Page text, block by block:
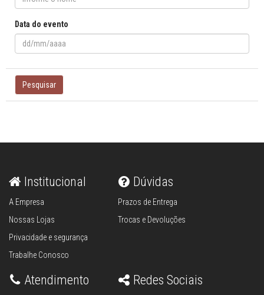
Data do evento
Pesquisar
Institucional
A Empresa
Nossas Lojas
Privacidade e segurança
Trabalhe Conosco
Dúvidas
Prazos de Entrega
Trocas e Devoluções
Atendimento Redes Sociais